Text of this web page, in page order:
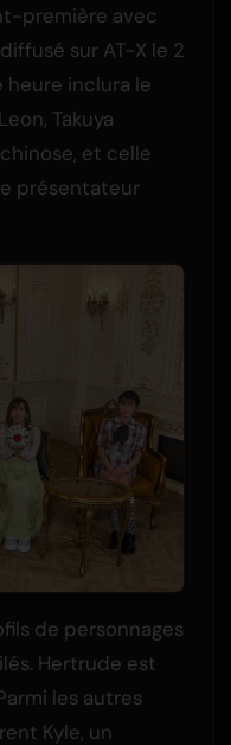
première avec
sur AT-X le 2
inclura le
Takuya
et celle
présentateur
de personnages
Hertrude est
les autres
Kyle, un